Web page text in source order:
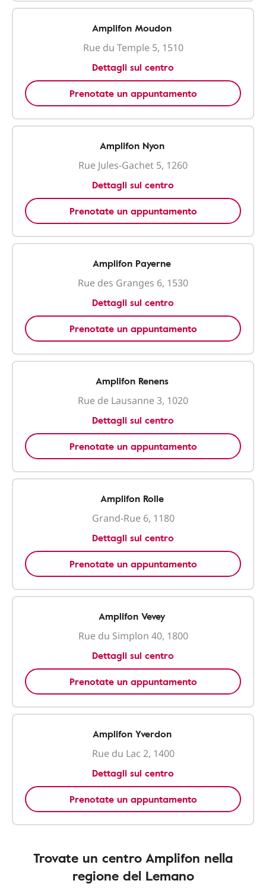
Amplifon Moudon
Rue du Temple 5, 1510
Dettagli sul centro
Prenotate un appuntamento
Amplifon Nyon
Rue Jules-Gachet 5, 1260
Dettagli sul centro
Prenotate un appuntamento
Amplifon Payerne
Rue des Granges 6, 1530
Dettagli sul centro
Prenotate un appuntamento
Amplifon Renens
Rue de Lausanne 3, 1020
Dettagli sul centro
Prenotate un appuntamento
Amplifon Rolle
Grand-Rue 6, 1180
Dettagli sul centro
Prenotate un appuntamento
Amplifon Vevey
Rue du Simplon 40, 1800
Dettagli sul centro
Prenotate un appuntamento
Amplifon Yverdon
Rue du Lac 2, 1400
Dettagli sul centro
Prenotate un appuntamento
Trovate un centro Amplifon nella
regione del Lemano